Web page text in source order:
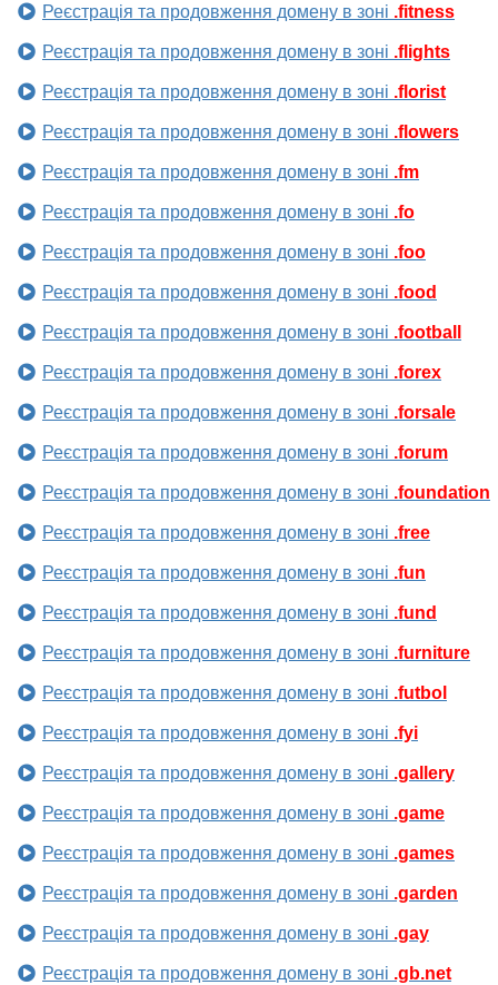
Реєстрація та продовження домену в зоні .fitness
Реєстрація та продовження домену в зоні .flights
Реєстрація та продовження домену в зоні .florist
Реєстрація та продовження домену в зоні .flowers
Реєстрація та продовження домену в зоні .fm
Реєстрація та продовження домену в зоні .fo
Реєстрація та продовження домену в зоні .foo
Реєстрація та продовження домену в зоні .food
Реєстрація та продовження домену в зоні .football
Реєстрація та продовження домену в зоні .forex
Реєстрація та продовження домену в зоні .forsale
Реєстрація та продовження домену в зоні .forum
Реєстрація та продовження домену в зоні .foundation
Реєстрація та продовження домену в зоні .free
Реєстрація та продовження домену в зоні .fun
Реєстрація та продовження домену в зоні .fund
Реєстрація та продовження домену в зоні .furniture
Реєстрація та продовження домену в зоні .futbol
Реєстрація та продовження домену в зоні .fyi
Реєстрація та продовження домену в зоні .gallery
Реєстрація та продовження домену в зоні .game
Реєстрація та продовження домену в зоні .games
Реєстрація та продовження домену в зоні .garden
Реєстрація та продовження домену в зоні .gay
Реєстрація та продовження домену в зоні .gb.net